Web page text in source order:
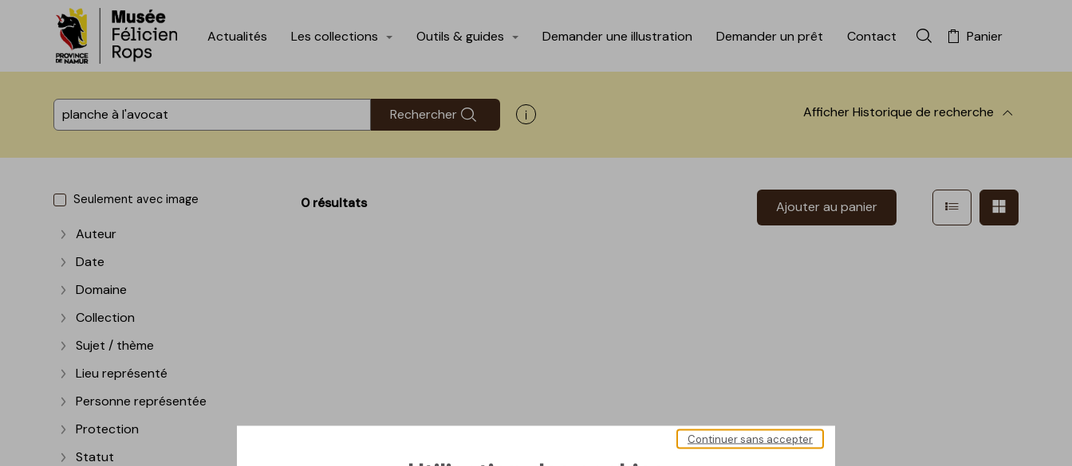
Accèder directement au contenu
Accèder directement au contenu
Actualités Les collections Outils & guides Demander une illustration Demander un prêt Contact Rechercher dans la
Panier
Rechercher Afficher les informations d'aide à la recherche AfficherHistorique de recherche
Seulement avec image
Afficher plus
Auteur
Afficher plus
Date
Afficher plus
Domaine
Afficher plus
Collection
Afficher plus
Sujet / thème
Afficher plus
Lieu représenté
Afficher plus
Personne représentée
Afficher plus
Protection
Statut
0 résultats Ajouter au panier Afficher en mode
Continuer sans accepter